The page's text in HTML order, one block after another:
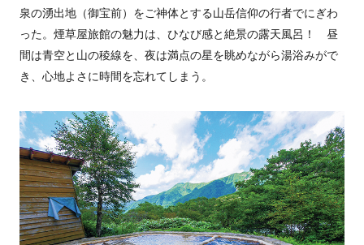
泉の湧出地（御宝前）をご神体とする山岳信仰の行者でにぎわ
った。煙草屋旅館の魅力は、ひなび感と絶景の露天風呂！ 昼
間は青空と山の稜線を、夜は満点の星を眺めながら湯浴みがで
き、心地よさに時間を忘れてしまう。